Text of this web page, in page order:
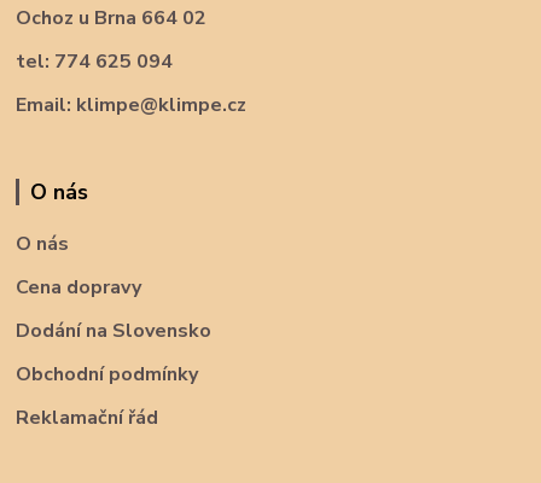
Ochoz u Brna 664 02
tel: 774 625 094
Email: klimpe@klimpe.cz
O nás
O nás
Cena dopravy
Dodání na Slovensko
Obchodní podmínky
Reklamační řád